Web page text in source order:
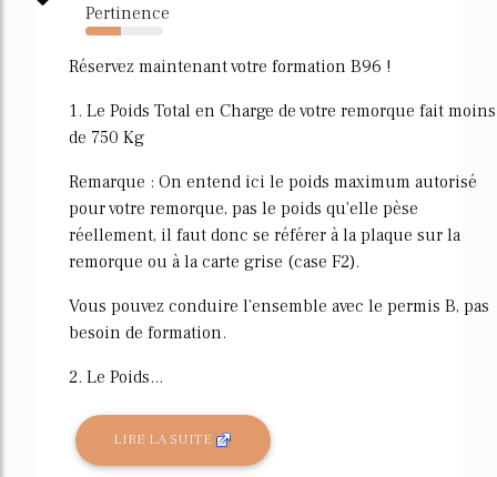
Pertinence
45%
Réservez maintenant votre formation B96 !
1. Le Poids Total en Charge de votre remorque fait moins
de 750 Kg
Remarque : On entend ici le poids maximum autorisé
pour votre remorque, pas le poids qu'elle pèse
réellement, il faut donc se référer à la plaque sur la
remorque ou à la carte grise (case F2).
Vous pouvez conduire l'ensemble avec le permis B, pas
besoin de formation.
2. Le Poids...
LIRE LA SUITE